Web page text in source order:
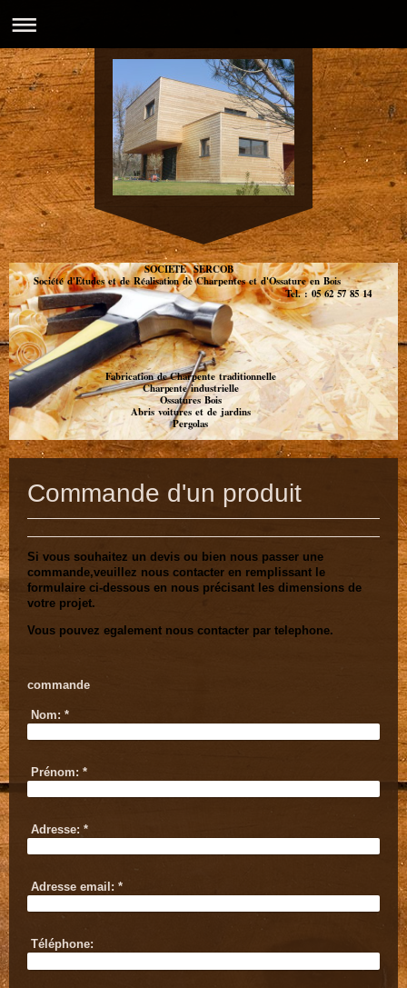
SOCIETE SERCOB
Société d'Etudes et de Réalisation de Charpentes et d'Ossature en Bois
Tel. : 05 62 57 85 14
Fabrication de Charpente traditionnelle
Charpente industrielle
Ossatures Bois
Abris voitures et de jardins
Pergolas
Commande d'un produit
Si vous souhaitez un devis ou bien nous passer une
commande,veuillez nous contacter en remplissant le
formulaire ci-dessous en nous précisant les dimensions de
votre projet.
Vous pouvez egalement nous contacter par telephone.
commande
Nom: *
Prénom: *
Adresse: *
Adresse email: *
Téléphone: